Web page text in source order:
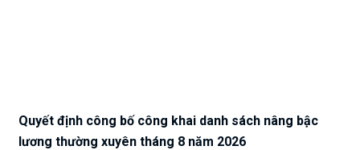
Quyết định công bố công khai danh sách nâng bậc
lương thường xuyên tháng 8 năm 2026